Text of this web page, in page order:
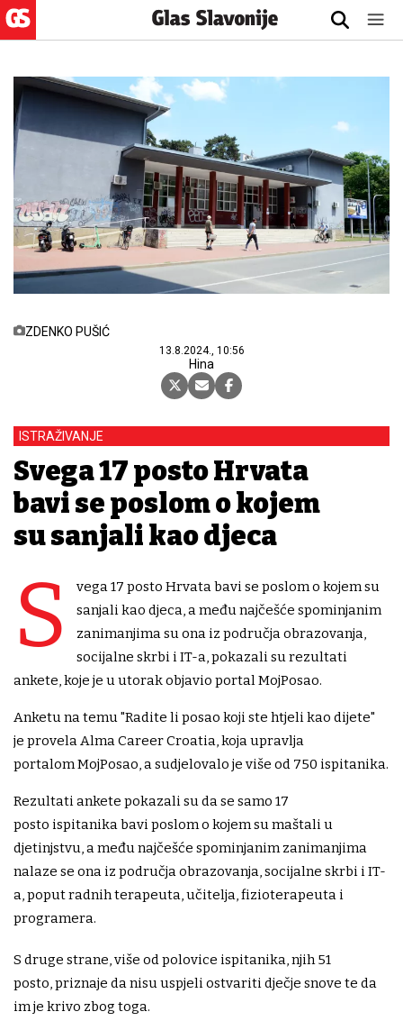
ZDENKO PUŠIĆ
13.8.2024., 10:56
Hina
ISTRAŽIVANJE
Svega 17 posto Hrvata
bavi se poslom o kojem
su sanjali kao djeca
S
vega 17 posto Hrvata bavi se poslom o kojem su
sanjali kao djeca, a među najčešće spominjanim
zanimanjima su ona iz područja obrazovanja,
socijalne skrbi i IT-a, pokazali su rezultati
ankete, koje je u utorak objavio portal MojPosao.
Anketu na temu "Radite li posao koji ste htjeli kao dijete"
je provela Alma Career Croatia, koja upravlja
portalom MojPosao, a sudjelovalo je više od 750 ispitanika.
Rezultati ankete pokazali su da se samo 17
posto ispitanika bavi poslom o kojem su maštali u
djetinjstvu, a među najčešće spominjanim zanimanjima
nalaze se ona iz područja obrazovanja, socijalne skrbi i IT-
a, poput radnih terapeuta, učitelja, fizioterapeuta i
programera.
S druge strane, više od polovice ispitanika, njih 51
posto, priznaje da nisu uspjeli ostvariti dječje snove te da
im je krivo zbog toga.